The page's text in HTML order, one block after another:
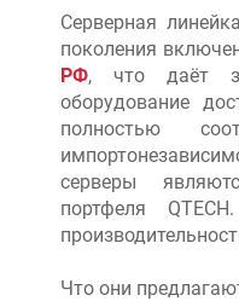
Серверная
поколения
РФ, что даёт
оборудование
полностью
серверы
портфеля
Что они